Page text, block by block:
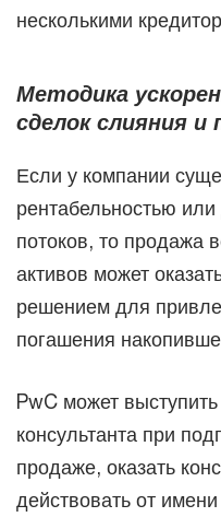
несколькими
Методика
сделок слияния и
Если у компании
рентабельностью
потоков, то продажа
активов может
решением для
погашения
PwC может
консультанта при
продаже, оказать
действовать от